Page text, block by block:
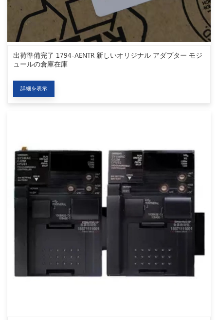
出荷準備完了 1794-AENTR 新しいオリジナル アダプター モジ
ュールの倉庫在庫
詳細を表示